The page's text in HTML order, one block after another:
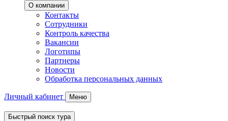
О компании
Контакты
Сотрудники
Контроль качества
Вакансии
Логотипы
Партнеры
Новости
Обработка персональных данных
Личный кабинет Меню
Быстрый поиск тура